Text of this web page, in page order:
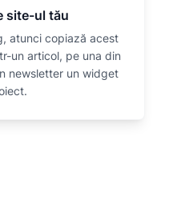
site-ul tău
atunci copiază acest
un articol, pe una din
newsletter un widget